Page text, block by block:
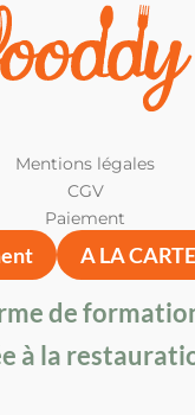
Mentions légales
CGV
Paiement
A LA CARTE
de
à la